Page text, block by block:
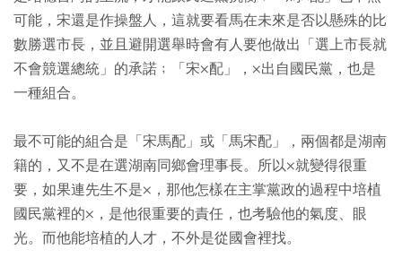
可能，宋還是作操盤人，這就要看馬在未來是否以懸殊的比
數勝選市長，並且避開選舉時會有人要他做出「選上市長就
不會競選總統」的承諾﹔「宋×配」，×出自國民黨，也是
一種組合。
最不可能的組合是「宋馬配」或「馬宋配」，兩個都是湖南
籍的，又不是在選湖南同鄉會理事長。所以×就變得很重
要，如果連先生不是×，那他怎樣在主掌黨政的過程中培植
國民黨裡的×，是他很重要的責任，也考驗他的氣度、眼
光。而他能培植的人才，不外是從國會裡找。